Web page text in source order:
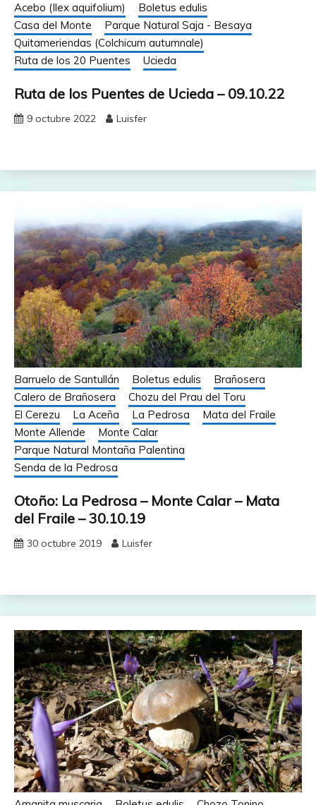
Acebo (Ilex aquifolium)
Boletus edulis
Casa del Monte
Parque Natural Saja - Besaya
Quitameriendas (Colchicum autumnale)
Ruta de los 20 Puentes
Ucieda
Ruta de los Puentes de Ucieda – 09.10.22
9 octubre 2022 Luisfer
Barruelo de Santullán Boletus edulis
Brañosera
Calero de Brañosera
Chozu del Prau del Toru
El Cerezu
La Aceña La Pedrosa
Mata del Fraile
Monte Allende
Monte Calar
Parque Natural Montaña Palentina
Senda de la Pedrosa
Otoño: La Pedrosa – Monte Calar – Mata
del Fraile – 30.10.19
30 octubre 2019 Luisfer